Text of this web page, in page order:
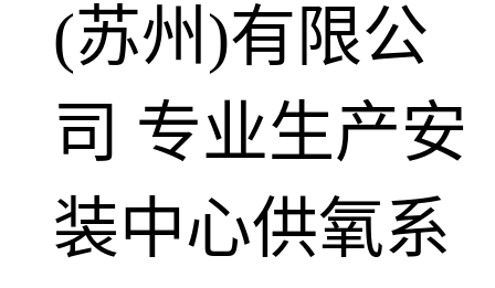
(苏州)有限公
司 专业生产安
装中心供氧系